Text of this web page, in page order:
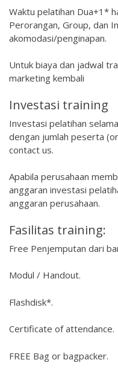
Waktu pelatihan Dua+1*
Perorangan, Group, dan
akomodasi/penginapan.
Untuk biaya dan jadwal
marketing kembali
Investasi training
Investasi pelatihan
dengan jumlah peserta
contact us.
Apabila perusahaan
anggaran investasi
anggaran perusahaan.
Fasilitas training:
Free Penjemputan dari
Modul / Handout.
Flashdisk*.
Certificate of attendance.
FREE Bag or bagpacker.